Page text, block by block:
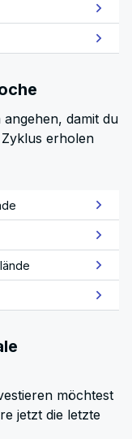
angehen, damit du
erholen
möchtest
jetzt die letzte